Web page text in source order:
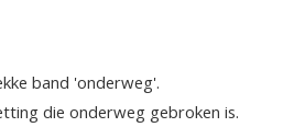
band 'onderweg'.
die onderweg gebroken is.